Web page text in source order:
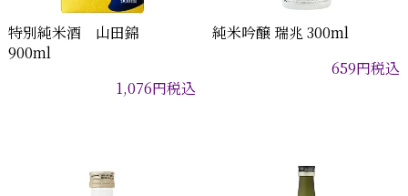
特別純米酒 山田錦
900ml
1,076円税込
純米吟醸 瑞兆 300ml
659円税込